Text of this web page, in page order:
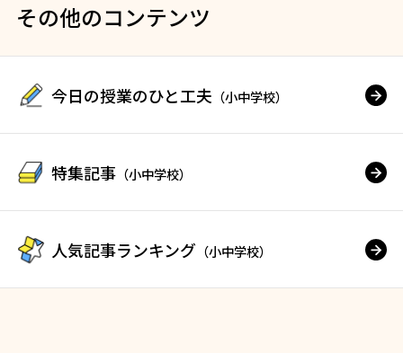
その他のコンテンツ
今日の授業のひと工夫 （小中学校）
特集記事 （小中学校）
人気記事ランキング （小中学校）